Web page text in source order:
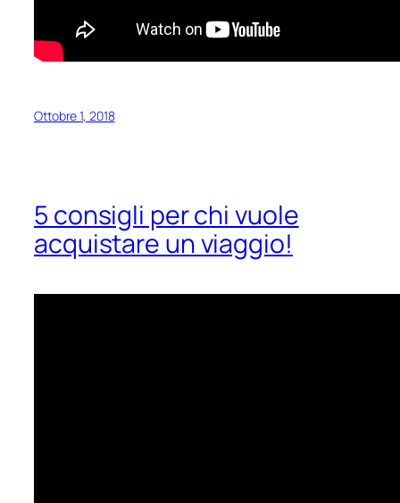
Ottobre 1, 2018
5 consigli per chi vuole
acquistare un viaggio!